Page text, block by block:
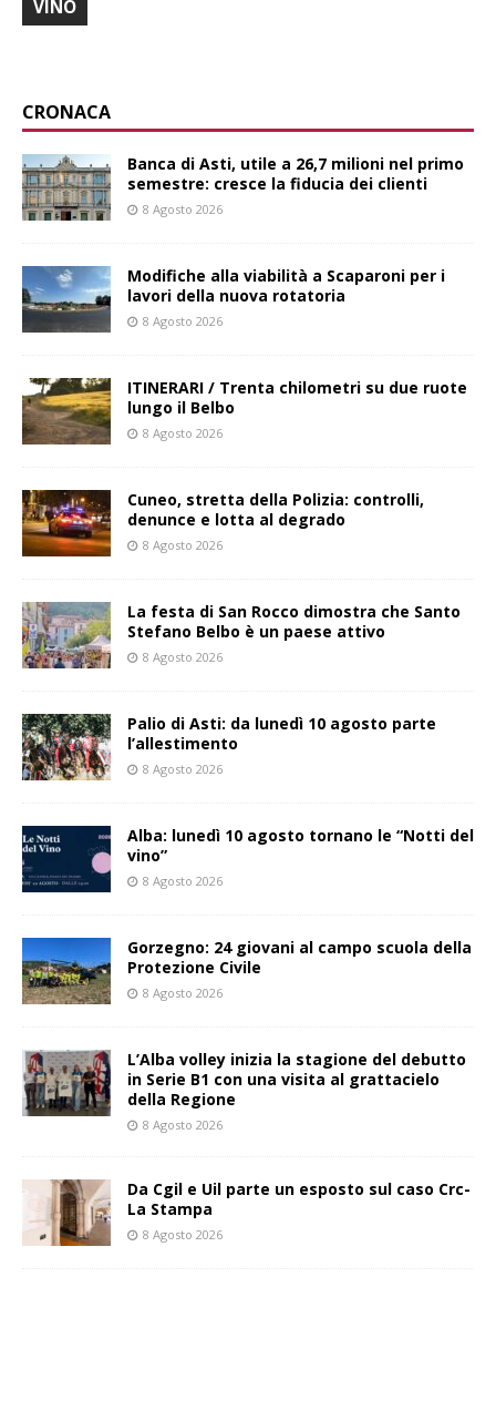
VINO
CRONACA
Banca di Asti, utile a 26,7 milioni nel primo
semestre: cresce la fiducia dei clienti
8 Agosto 2026
Modifiche alla viabilità a Scaparoni per i
lavori della nuova rotatoria
8 Agosto 2026
ITINERARI / Trenta chilometri su due ruote
lungo il Belbo
8 Agosto 2026
Cuneo, stretta della Polizia: controlli,
denunce e lotta al degrado
8 Agosto 2026
La festa di San Rocco dimostra che Santo
Stefano Belbo è un paese attivo
8 Agosto 2026
Palio di Asti: da lunedì 10 agosto parte
l’allestimento
8 Agosto 2026
Alba: lunedì 10 agosto tornano le “Notti del
vino”
8 Agosto 2026
Gorzegno: 24 giovani al campo scuola della
Protezione Civile
8 Agosto 2026
L’Alba volley inizia la stagione del debutto
in Serie B1 con una visita al grattacielo
della Regione
8 Agosto 2026
Da Cgil e Uil parte un esposto sul caso Crc-
La Stampa
8 Agosto 2026